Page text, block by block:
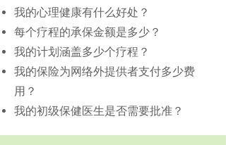
我的心理健康有什么好处？
每个疗程的承保金额是多少？
我的计划涵盖多少个疗程？
我的保险为网络外提供者支付多少费
用？
我的初级保健医生是否需要批准？